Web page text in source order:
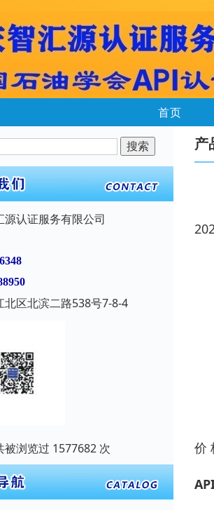
首页
源认证服务有限公司
北区北滨二路538号7-8-4
被浏览过 1577682 次
产
价